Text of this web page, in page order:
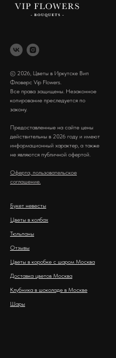
© 2026, Цветы в Иркутске Вип
Фловерс Vip Flowers.
Все права защищены. Незаконное
копирование преследуется по
закону.
Предоставленные на сайте цены
действительны в 2026 году и имеют
информационный характер, а также
не являются публичной офертой.
Оферта, пользовательское
соглашение.
Букет невесты
Цветы в колбах
Тюльпаны
Отзывы
Цветы в коробке с шаром Москва
Доставка цветов Москва
Клубника в шоколаде в Москве
Шары